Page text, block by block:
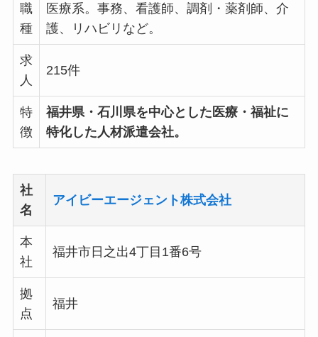
職
種
医療系。事務、看護師、調剤・薬剤師、介
護、リハビリなど。
求
人
215件
特
徴
福井県・石川県を中心とした医療・福祉に
特化した人材派遣会社。
社
名
アイビーエージェント株式会社
本
社
福井市日之出4丁目1番6号
拠
点
福井